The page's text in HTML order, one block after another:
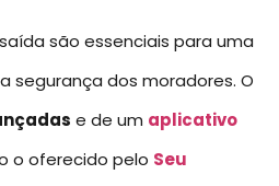
são essenciais para uma
segurança dos moradores. O
e de um aplicativo
o oferecido pelo Seu